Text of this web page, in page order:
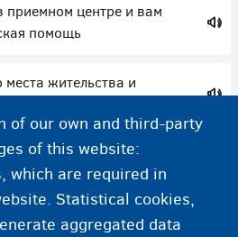
приемном центре и вам
помощь
места жительства и
of our own and third-party
of this website:
which are required in
Statistical cookies,
aggregated data